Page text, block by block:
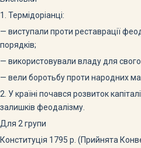
1. Термідоріанці:
— виступали проти реставрації
порядків;
— використовували владу для
— вели боротьбу проти народних
2. У країні почався розвиток
залишків феодалізму.
Для 2 групи
Конституція 1795 р. (Прийнята